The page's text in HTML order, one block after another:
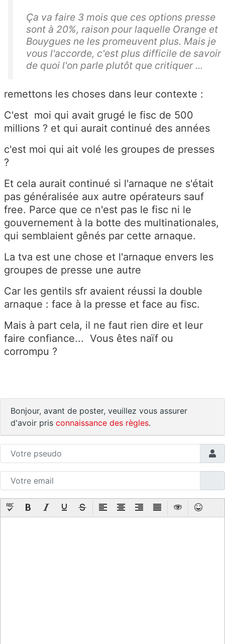
Ça va faire 3 mois que ces options presse
sont à 20%, raison pour laquelle Orange et
Bouygues ne les promeuvent plus. Mais je
vous l'accorde, c'est plus difficile de savoir
de quoi l'on parle plutôt que critiquer ...
remettons les choses dans leur contexte :
C'est moi qui avait grugé le fisc de 500
millions ? et qui aurait continué des années
c'est moi qui ait volé les groupes de presses
?
Et cela aurait continué si l'arnaque ne s'était
pas généralisée aux autre opérateurs sauf
free. Parce que ce n'est pas le fisc ni le
gouvernement à la botte des multinationales,
qui semblaient gênés par cette arnaque.
La tva est une chose et l'arnaque envers les
groupes de presse une autre
Car les gentils sfr avaient réussi la double
arnaque : face à la presse et face au fisc.
Mais à part cela, il ne faut rien dire et leur
faire confiance... Vous êtes naïf ou
corrompu ?
Bonjour, avant de poster, veuillez vous assurer
d'avoir pris connaissance des règles.